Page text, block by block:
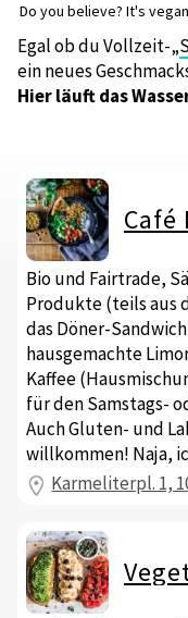
Do you believe? It's
Egal ob du Vollzeit-„
ein neues
Hier läuft das
Café
Bio und Fairtrade,
Produkte (teils aus
das Döner-
hausgemachte
Kaffee
für den Samstags-
Auch Gluten- und
willkommen! Naja,
Karmeliterpl. 1,